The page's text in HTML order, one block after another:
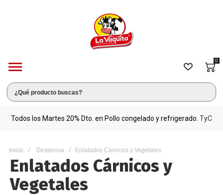
0
Todos los Martes 20% Dto. en Pollo congelado y refrigerado. TyC
Inicio Despensa Enlatados Cárnicos y Vegetales
Enlatados Cárnicos y
Vegetales